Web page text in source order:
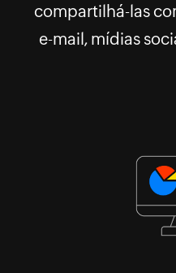
compartilhá-las
e-mail, mídias